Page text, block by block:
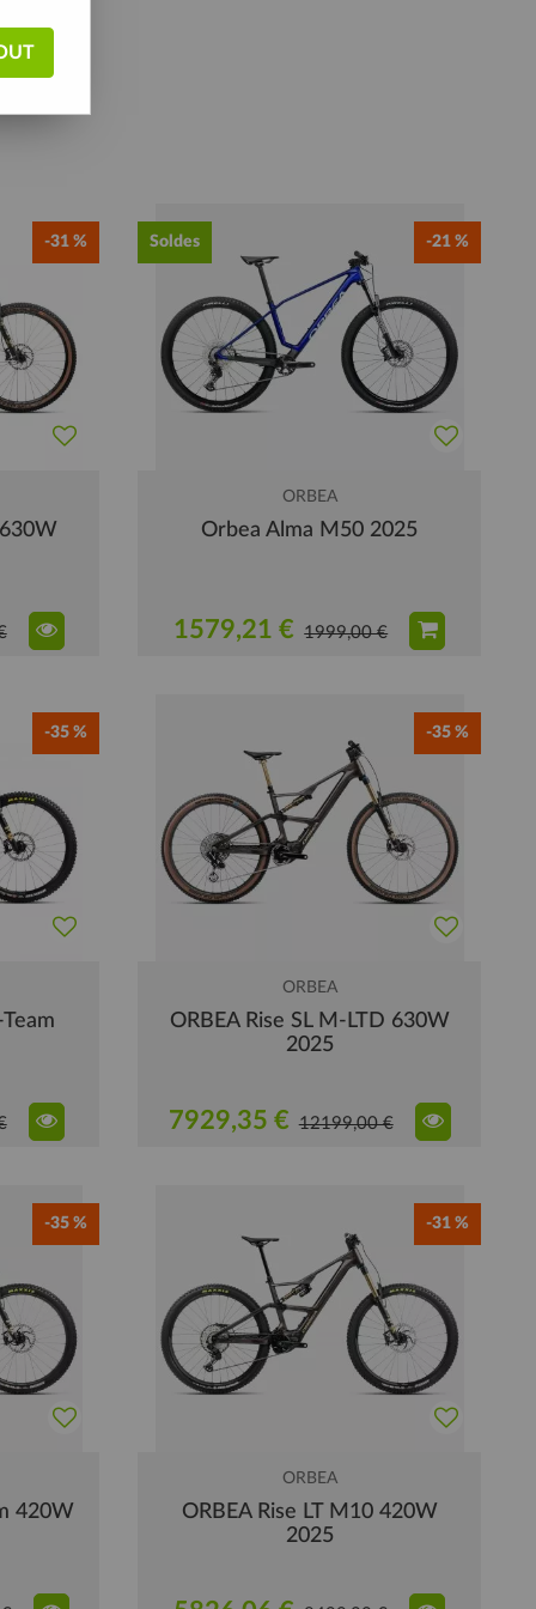
-31 % Soldes -21 %
ORBEA
Orbea Alma M50 2025
1579,21 € 1999,00 €
-35 % -35 %
ORBEA
ORBEA Rise SL M-LTD 630W
2025
7929,35 € 12199,00 €
-35 %
420W
-31 %
ORBEA
ORBEA Rise LT M10 420W
2025